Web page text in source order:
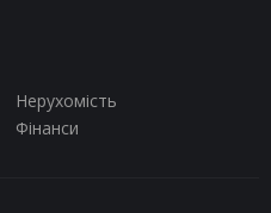
Нерухомість
Фінанси